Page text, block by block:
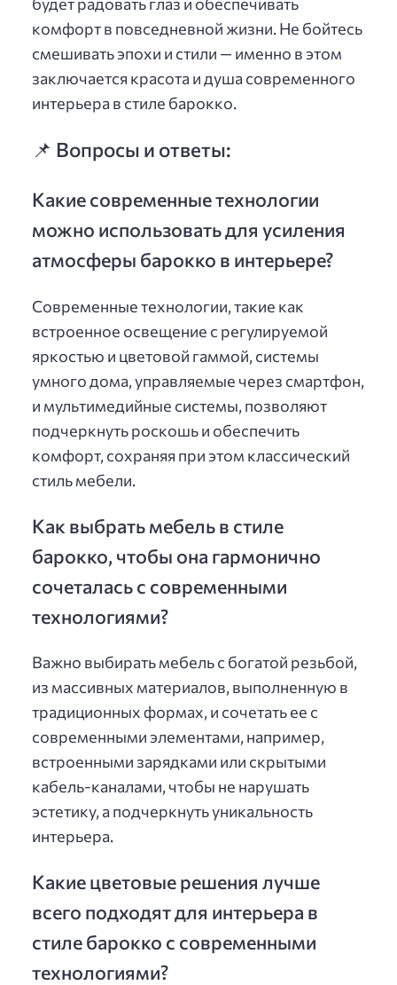
комфорт в повседневной жизни. Не бойтесь
смешивать эпохи и стили — именно в этом
заключается красота и душа современного
интерьера в стиле барокко.
📌 Вопросы и ответы:
Какие современные технологии
можно использовать для усиления
атмосферы барокко в интерьере?
Современные технологии, такие как
встроенное освещение с регулируемой
яркостью и цветовой гаммой, системы
умного дома, управляемые через смартфон,
и мультимедийные системы, позволяют
подчеркнуть роскошь и обеспечить
комфорт, сохраняя при этом классический
стиль мебели.
Как выбрать мебель в стиле
барокко, чтобы она гармонично
сочеталась с современными
технологиями?
Важно выбирать мебель с богатой резьбой,
из массивных материалов, выполненную в
традиционных формах, и сочетать ее с
современными элементами, например,
встроенными зарядками или скрытыми
кабель-каналами, чтобы не нарушать
эстетику, а подчеркнуть уникальность
интерьера.
Какие цветовые решения лучше
всего подходят для интерьера в
стиле барокко с современными
технологиями?